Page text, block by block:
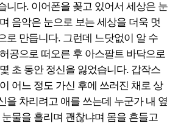
니다. 이어폰을 꽂고 있어서 세상은 눈
음악은 눈으로 보는 세상을 더욱 멋
로 만듭니다. 그런데 느닷없이 알 수
공으로 떠오른 후 아스팔트 바닥으로
초 동안 정신을 잃었습니다. 갑작스
어느 정도 가신 후에 쓰러진 채로 상
을 차리려고 애를 쓰는데 누군가 내 옆
물을 흘리며 괜찮냐며 몸을 흔들고